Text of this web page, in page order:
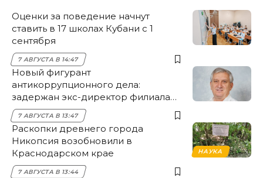
Оценки за поведение начнут
ставить в 17 школах Кубани с 1
сентября
7 АВГУСТА В 14:47
Новый фигурант
антикоррупционного дела:
задержан экс-директор филиала
НЭСК Крымска
7 АВГУСТА В 13:47
НАУКА
Раскопки древнего города
Никопсия возобновили в
Краснодарском крае
7 АВГУСТА В 13:44